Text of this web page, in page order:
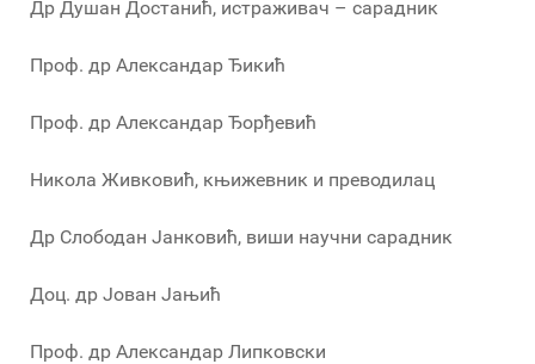
Др Душан Достанић, истраживач – сарадник
Проф. др Александар Ђикић
Проф. др Александар Ђорђевић
Никола Живковић, књижевник и преводилац
Др Слободан Јанковић, виши научни сарадник
Доц. др Јован Јањић
Проф. др Александар Липковски